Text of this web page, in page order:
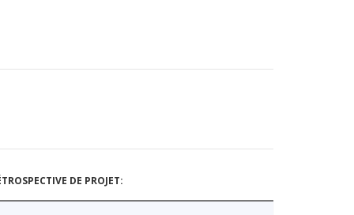
DE PROJET: